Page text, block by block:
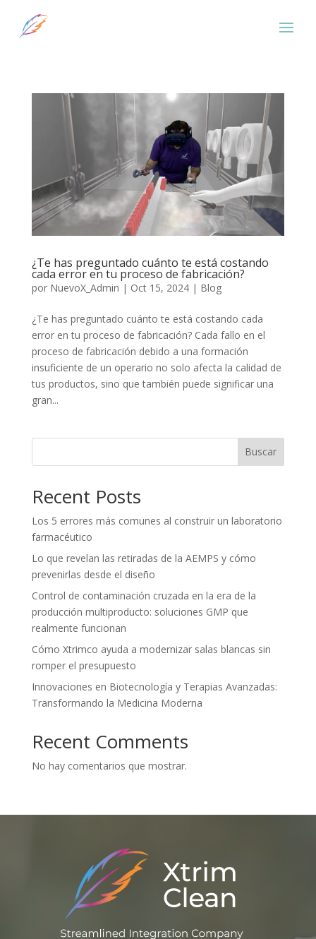
¿Te has preguntado cuánto te está costando
cada error en tu proceso de fabricación?
por NuevoX_Admin | Oct 15, 2024| Blog
¿Te has preguntado cuánto te está costando cada
error en tu proceso de fabricación? Cada fallo en el
proceso de fabricación debido a una formación
insuficiente de un operario no solo afecta la calidad de
tus productos, sino que también puede significar una
gran...
Buscar
Recent Posts
Los 5 errores más comunes al construir un laboratorio
farmacéutico
Lo que revelan las retiradas de la AEMPS y cómo
prevenirlas desde el diseño
Control de contaminación cruzada en la era de la
producción multiproducto: soluciones GMP que
realmente funcionan
Cómo Xtrimco ayuda a modernizar salas blancas sin
romper el presupuesto
Innovaciones en Biotecnología y Terapias Avanzadas:
Transformando la Medicina Moderna
Recent Comments
No hay comentarios que mostrar.